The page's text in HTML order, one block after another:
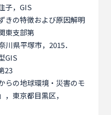
， GIS
きの特徴および原因解明
東支部第
川県平塚市， 2015．
GIS
23
らの地球環境・災害のモ
東京都目黒区，